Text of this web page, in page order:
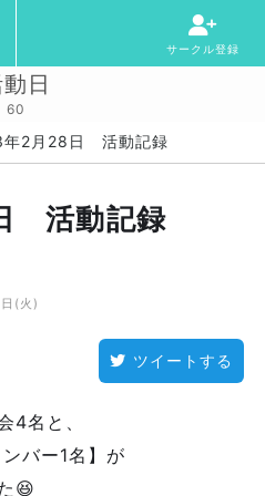
サークル登録
日
60
年2月28日 活動記録
活動記録
(火)
ツイートする
4名と、
バー1名】が
😆